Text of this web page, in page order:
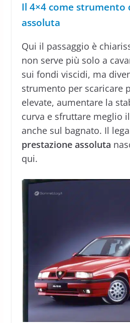
Il 4×4 come strumento
assoluta
Qui il passaggio è
non serve più solo a
sui fondi viscidi, ma
strumento per scaricare
elevate, aumentare la
curva e sfruttare meglio
anche sul bagnato. Il
prestazione assoluta
qui.